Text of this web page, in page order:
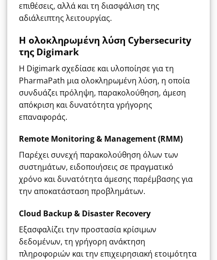
επιθέσεις, αλλά και τη διασφάλιση της
αδιάλειπτης λειτουργίας.
Η ολοκληρωμένη λύση Cybersecurity
της Digimark
Η Digimark σχεδίασε και υλοποίησε για τη
PharmaPath μια ολοκληρωμένη λύση, η οποία
συνδυάζει πρόληψη, παρακολούθηση, άμεση
απόκριση και δυνατότητα γρήγορης
επαναφοράς.
Remote Monitoring & Management (RMM)
Παρέχει συνεχή παρακολούθηση όλων των
συστημάτων, ειδοποιήσεις σε πραγματικό
χρόνο και δυνατότητα άμεσης παρέμβασης για
την αποκατάσταση προβλημάτων.
Cloud Backup & Disaster Recovery
Εξασφαλίζει την προστασία κρίσιμων
δεδομένων, τη γρήγορη ανάκτηση
πληροφοριών και την επιχειρησιακή ετοιμότητα